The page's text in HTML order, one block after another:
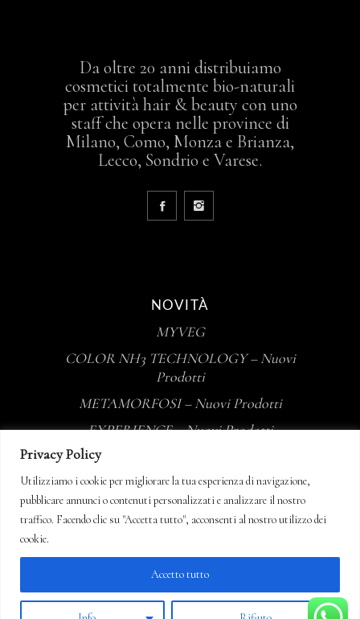
Privacy Policy
Utilizziamo i cookie per migliorare la tua esperienza di navigazione,
pubblicare annunci o contenuti personalizzati e analizzare il nostro
traffico. Facendo clic su "Accetta tutto", acconsenti al nostro utilizzo dei
cookie.
Accetto tutto
Da oltre 20 anni distribuiamo
cosmetici totalmente bio-naturali
per attività hair & beauty con uno
staff che opera nelle province di
Milano, Como, Monza e Brianza,
Lecco, Sondrio e Varese.
NOVITÀ
MYVEG
COLOR NH3 TECHNOLOGY – Nuovi
Prodotti
METAMORFOSI – Nuovi Prodotti
EXPERIENCE – Nuovi Prodotti
Jean Paul Mynè